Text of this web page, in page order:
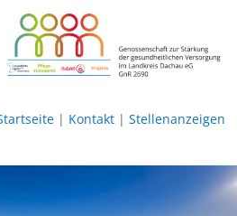
| Kontakt| Stellenanzeigen